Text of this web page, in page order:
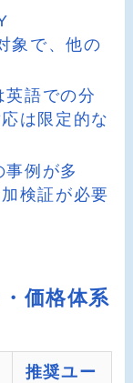
象で、他の
語での分
は限定的な
例が多
検証が必要
価格体系
推奨ユー